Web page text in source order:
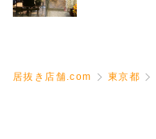
居抜き店舗.com 東京都